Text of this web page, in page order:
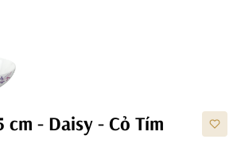
cm - Daisy - Cỏ Tím